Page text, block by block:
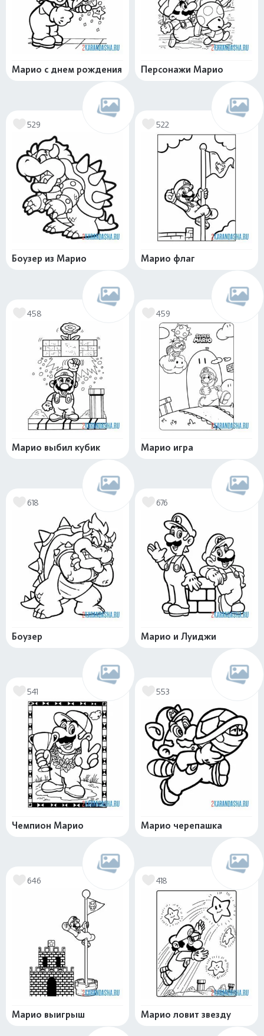
Марио с днем рождения Персонажи Марио
529
Боузер из Марио
522
Марио флаг
458
Марио выбил кубик
459
Марио игра
618
Боузер
676
Марио и Луиджи
541
Чемпион Марио
553
Марио черепашка
646
Марио выигрыш
418
Марио ловит звезду